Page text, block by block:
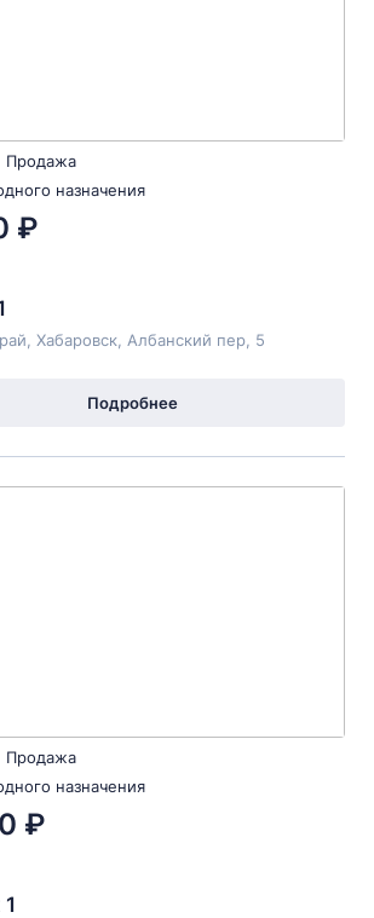
Продажа
назначения
₽
Хабаровск, Албанский пер, 5
Подробнее
Продажа
назначения
₽